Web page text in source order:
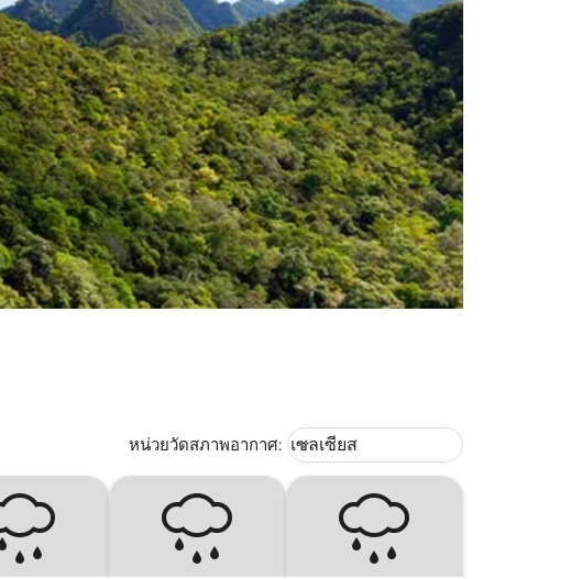
หน่วยวัดสภาพอากาศ: Weather unit option เซลเซียส
เซลเซียส
keyboard_arrow_down